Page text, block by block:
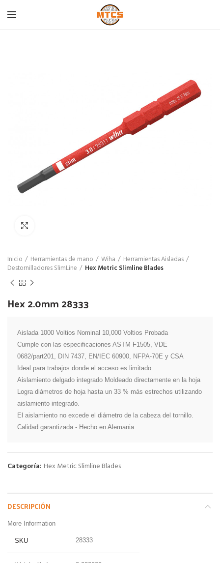
Inicio Herramientas de mano Wiha
Herramientas Aisladas
Destornilladores SlimLine
Hex Metric Slimline Blades
Hex 2.0mm 28333
Aislada 1000 Voltios Nominal 10,000 Voltios Probada
Cumple con las especificaciones ASTM F1505, VDE
0682/part201, DIN 7437, EN/IEC 60900, NFPA-70E y CSA
Ideal para trabajos donde el acceso es limitado
Aislamiento delgado integrado Moldeado directamente en la hoja
Logra diámetros de hoja hasta un 33 % más estrechos utilizando
aislamiento integrado.
El aislamiento no excede el diámetro de la cabeza del tornillo.
Calidad garantizada - Hecho en Alemania
Categoría: Hex Metric Slimline Blades
DESCRIPCIÓN
More Information
SKU 28333